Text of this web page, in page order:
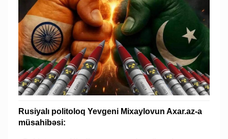
Rusiyalı politoloq Yevgeni Mixaylovun Axar.az-a
müsahibəsi: